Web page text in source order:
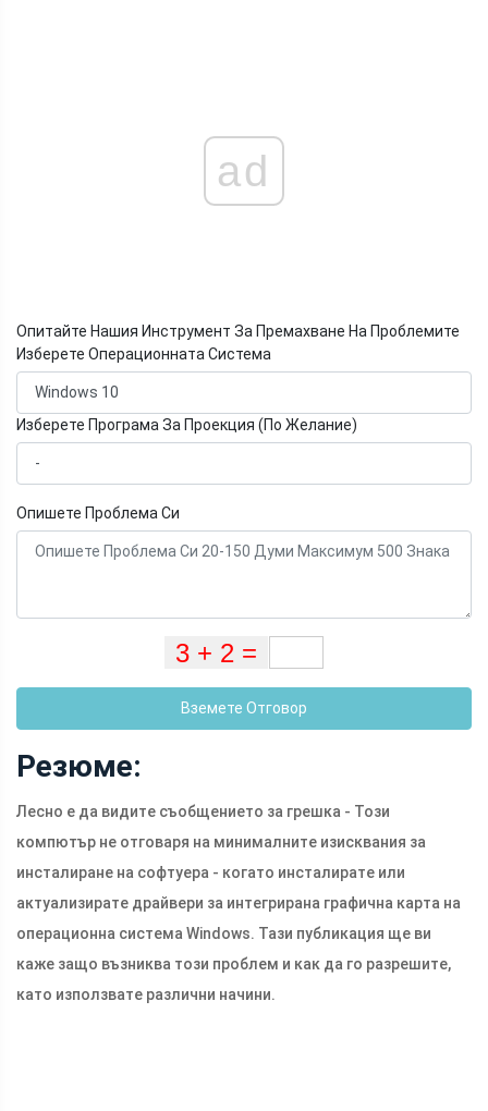
ad
Опитайте Нашия Инструмент За Премахване На Проблемите
Изберете Операционната Система
Изберете Програма За Проекция (По Желание)
Опишете Проблема Си
Вземете Отговор
Резюме:
Лесно е да видите съобщението за грешка - Този
компютър не отговаря на минималните изисквания за
инсталиране на софтуера - когато инсталирате или
актуализирате драйвери за интегрирана графична карта на
операционна система Windows. Тази публикация ще ви
каже защо възниква този проблем и как да го разрешите,
като използвате различни начини.